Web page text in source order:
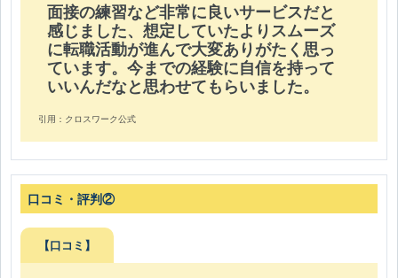
面接の練習など非常に良いサービスだと
感じました、想定していたよりスムーズ
に転職活動が進んで大変ありがたく思っ
ています。今までの経験に自信を持って
いいんだなと思わせてもらいました。
引用：クロスワーク公式
口コミ・評判②
【口コミ】